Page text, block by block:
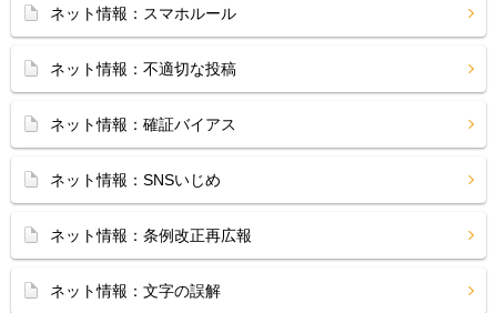
ネット情報：スマホルール
ネット情報：不適切な投稿
ネット情報：確証バイアス
ネット情報：SNSいじめ
ネット情報：条例改正再広報
ネット情報：文字の誤解